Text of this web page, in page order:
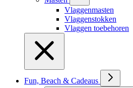
Vlaggenmasten
Vlaggenstokken
Vlaggen toebehoren
Fun, Beach & Cadeaus